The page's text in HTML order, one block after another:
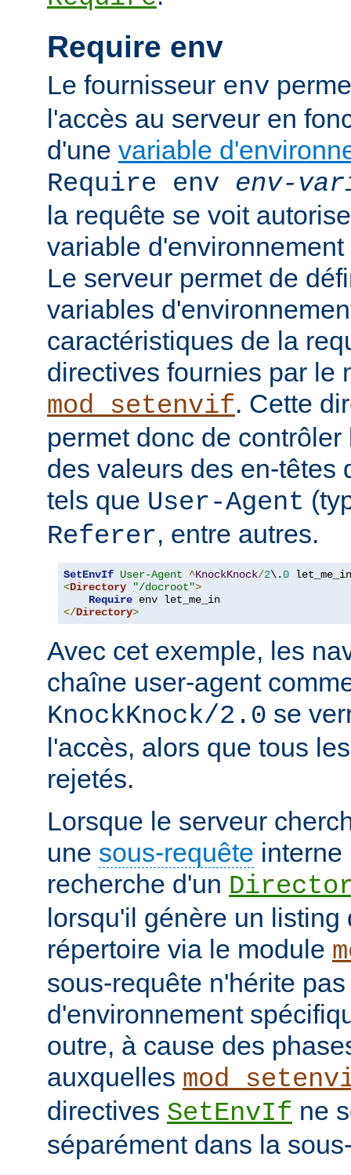
Require env
Le fournisseur env
l'accès au serveur en
d'une variable
Require env env-
la requête se voit
variable d'environnement
Le serveur permet de
variables
caractéristiques de la
directives fournies par le
mod_setenvif. Cette
permet donc de
des valeurs des en-têtes
tels que User-Agent
Referer, entre autres.
SetEnvIf User-Agent ^KnockKnock/2\.0
<Directory "/docroot">
Require
</Directory>
Avec cet exemple, les
chaîne user-agent
KnockKnock/2.0 se
l'accès, alors que tous
rejetés.
Lorsque le serveur
une sous-requête interne
recherche d'un
lorsqu'il génère un listing
répertoire via le module
sous-requête n'hérite
d'environnement
outre, à cause des
auxquelles
directives SetEnvIf ne
séparément dans la